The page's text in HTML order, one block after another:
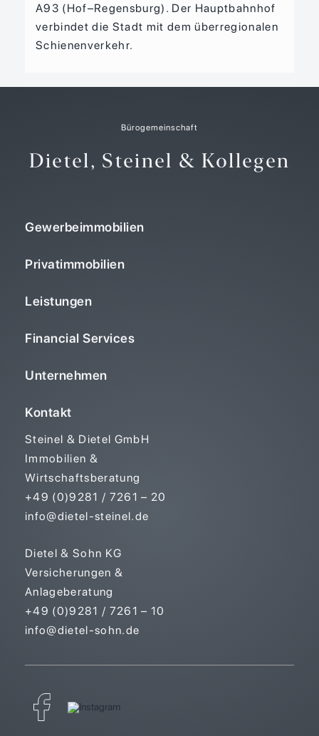
A93 (Hof–Regensburg). Der Hauptbahnhof
verbindet die Stadt mit dem überregionalen
Schienenverkehr.
Bürogemeinschaft
Dietel, Steinel & Kollegen
Gewerbeimmobilien
Privatimmobilien
Leistungen
Financial Services
Unternehmen
Kontakt
Steinel & Dietel GmbH
Immobilien &
Wirtschaftsberatung
+49 (0)9281 / 7261 – 20
info@dietel-steinel.de
Dietel & Sohn KG
Versicherungen &
Anlageberatung
+49 (0)9281 / 7261 – 10
info@dietel-sohn.de